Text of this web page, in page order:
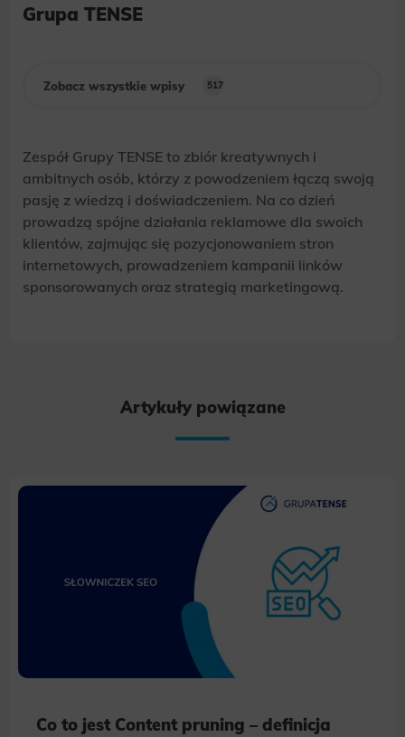
Grupa TENSE
Zobacz wszystkie wpisy 517
Zespół Grupy TENSE to zbiór kreatywnych i
ambitnych osób, którzy z powodzeniem łączą swoją
pasję z wiedzą i doświadczeniem. Na co dzień
prowadzą spójne działania reklamowe dla swoich
klientów, zajmując się pozycjonowaniem stron
internetowych, prowadzeniem kampanii linków
sponsorowanych oraz strategią marketingową.
Artykuły powiązane
Co to jest Content pruning – definicja